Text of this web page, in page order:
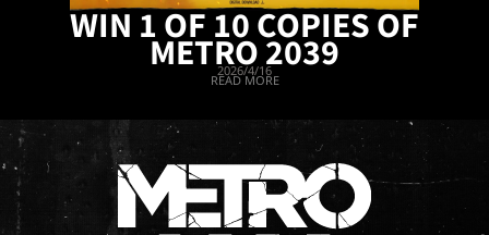
WIN 1 OF 10 COPIES OF
METRO 2039
2026/4/16
READ MORE